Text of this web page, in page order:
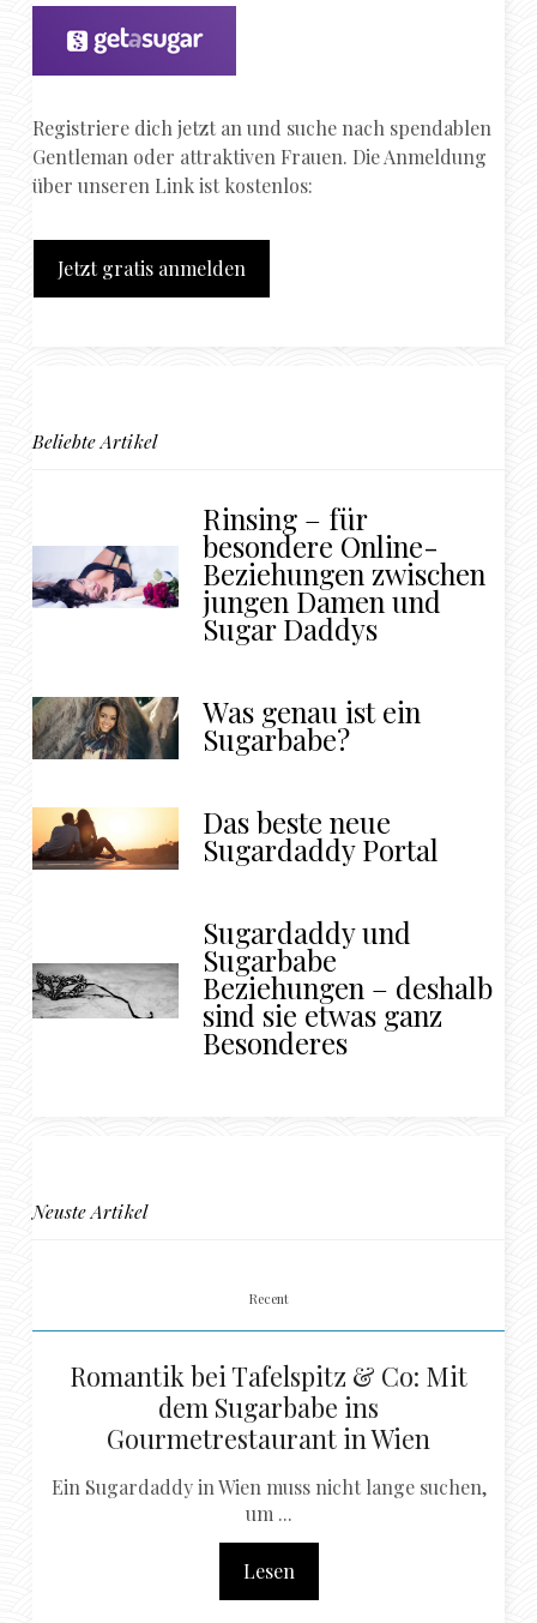
Registriere dich jetzt an und suche nach spendablen
Gentleman oder attraktiven Frauen. Die Anmeldung
über unseren Link ist kostenlos:
Jetzt gratis anmelden
Beliebte Artikel
Rinsing – für
besondere Online-
Beziehungen zwischen
jungen Damen und
Sugar Daddys
Was genau ist ein
Sugarbabe?
Das beste neue
Sugardaddy Portal
Sugardaddy und
Sugarbabe
Beziehungen – deshalb
sind sie etwas ganz
Besonderes
Neuste Artikel
Recent
Romantik bei Tafelspitz & Co: Mit
dem Sugarbabe ins
Gourmetrestaurant in Wien
Ein Sugardaddy in Wien muss nicht lange suchen,
um ...
Lesen